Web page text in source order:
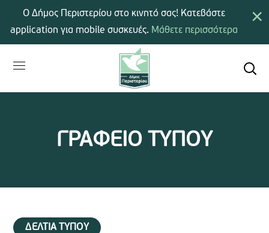
ΓΡΑΦΕΙΟ ΤΥΠΟΥ
ΔΕΛΤΙΑ ΤΥΠΟΥ
×
Ο Δήμος Περιστερίου στο κινητό σας! Κατεβάστε
application για mobile συσκευές. Μάθετε περισσότερα